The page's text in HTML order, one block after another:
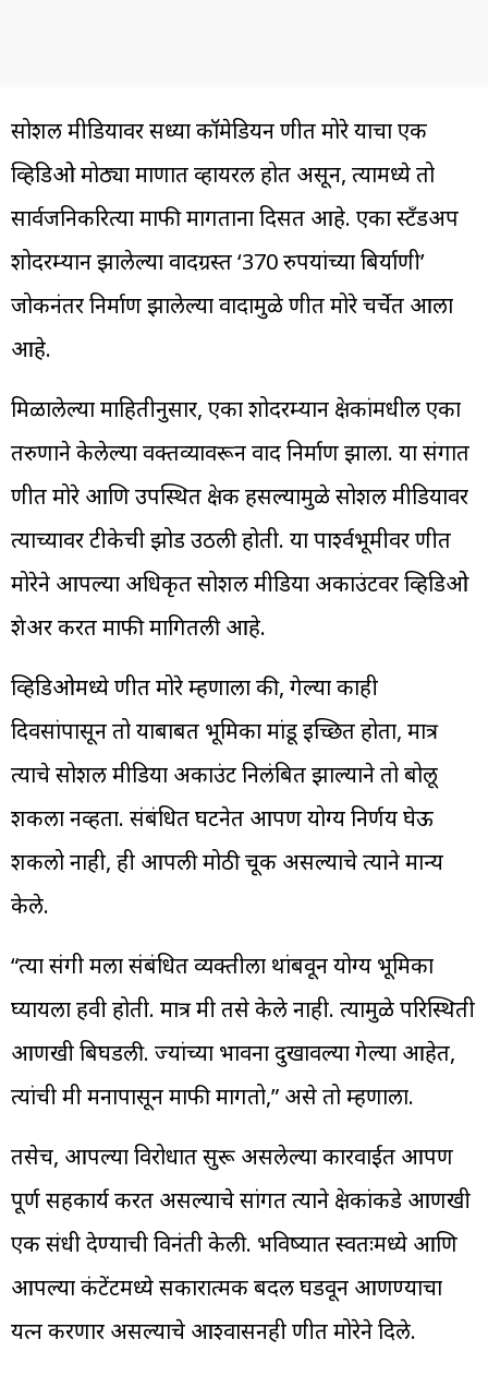
सोशल मीडियावर सध्या कॉमेडियन प्रणीत मोरे याचा एक
व्हिडिओ मोठ्या प्रमाणात व्हायरल होत असून, त्यामध्ये तो
सार्वजनिकरित्या माफी मागताना दिसत आहे. एका स्टँडअप
शोदरम्यान झालेल्या वादग्रस्त ‘370 रुपयांच्या बिर्याणी’
जोकनंतर निर्माण झालेल्या वादामुळे प्रणीत मोरे चर्चेत आला
आहे.
मिळालेल्या माहितीनुसार, एका शोदरम्यान प्रेक्षकांमधील एका
तरुणाने केलेल्या वक्तव्यावरून वाद निर्माण झाला. या प्रसंगात
प्रणीत मोरे आणि उपस्थित प्रेक्षक हसल्यामुळे सोशल मीडियावर
त्याच्यावर टीकेची झोड उठली होती. या पार्श्वभूमीवर प्रणीत
मोरेने आपल्या अधिकृत सोशल मीडिया अकाउंटवर व्हिडिओ
शेअर करत माफी मागितली आहे.
व्हिडिओमध्ये प्रणीत मोरे म्हणाला की, गेल्या काही
दिवसांपासून तो याबाबत भूमिका मांडू इच्छित होता, मात्र
त्याचे सोशल मीडिया अकाउंट निलंबित झाल्याने तो बोलू
शकला नव्हता. संबंधित घटनेत आपण योग्य निर्णय घेऊ
शकलो नाही, ही आपली मोठी चूक असल्याचे त्याने मान्य
केले.
“त्या प्रसंगी मला संबंधित व्यक्तीला थांबवून योग्य भूमिका
घ्यायला हवी होती. मात्र मी तसे केले नाही. त्यामुळे परिस्थिती
आणखी बिघडली. ज्यांच्या भावना दुखावल्या गेल्या आहेत,
त्यांची मी मनापासून माफी मागतो,” असे तो म्हणाला.
तसेच, आपल्या विरोधात सुरू असलेल्या कारवाईत आपण
पूर्ण सहकार्य करत असल्याचे सांगत त्याने प्रेक्षकांकडे आणखी
एक संधी देण्याची विनंती केली. भविष्यात स्वतःमध्ये आणि
आपल्या कंटेंटमध्ये सकारात्मक बदल घडवून आणण्याचा
प्रयत्न करणार असल्याचे आश्वासनही प्रणीत मोरेने दिले.